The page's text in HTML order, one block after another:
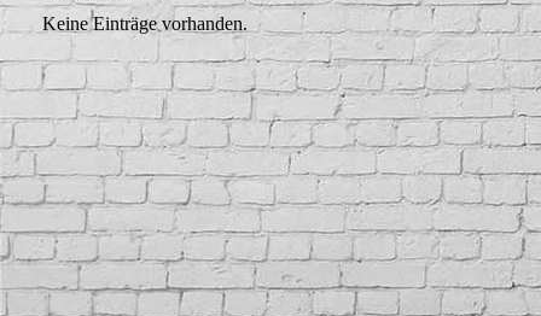
Keine Einträge vorhanden.